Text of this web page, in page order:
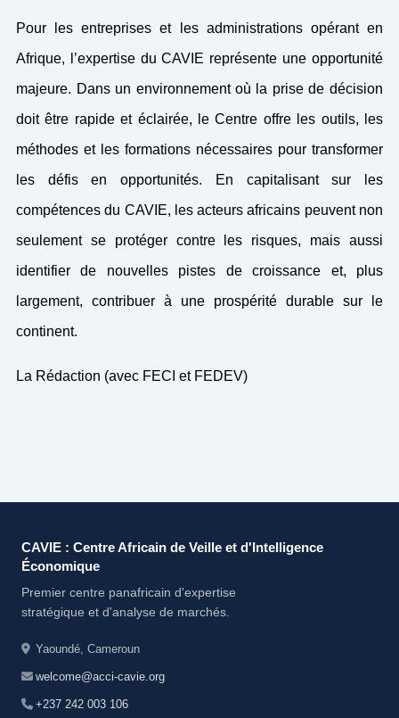
Pour les entreprises et les administrations opérant en
Afrique, l’expertise du CAVIE représente une opportunité
majeure. Dans un environnement où la prise de décision
doit être rapide et éclairée, le Centre offre les outils, les
méthodes et les formations nécessaires pour transformer
les défis en opportunités. En capitalisant sur les
compétences du CAVIE, les acteurs africains peuvent non
seulement se protéger contre les risques, mais aussi
identifier de nouvelles pistes de croissance et, plus
largement, contribuer à une prospérité durable sur le
continent.
La Rédaction (avec FECI et FEDEV)
CAVIE : Centre Africain de Veille et d'Intelligence
Économique
Premier centre panafricain d'expertise
stratégique et d'analyse de marchés.
Yaoundé, Cameroun
welcome@acci-cavie.org
+237 242 003 106